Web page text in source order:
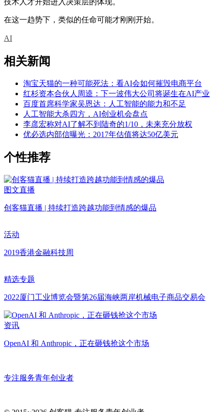
技术人才开始进入决策层的体现。
在这一趋势下，类似的任命可能才刚刚开始。
AI
相关新闻
淘宝天猫的一种可能死法：看AI会如何摧毁电商平台
红杉资本合伙人周逵：下一波伟大公司将诞生在AI产业
百度首席科学家吴恩达：人工智能的能力和不足
人工智能大杀四方，AI创业机会盘点
李彦宏称对AI了解不到陆奇的1/10，未来充分放权
优必选内部信曝光：2017年估值将达50亿美元
个性推荐
图文直播
创客猫直播 | 持续打造跨越功能到情感的爆品
活动
2019香港金融科技周
精选专题
2022厦门工业博览会暨第26届海峡两岸机械电子商品交易会
资讯
OpenAI 和 Anthropic，正在砸钱抢这个市场
专注服务青年创业者